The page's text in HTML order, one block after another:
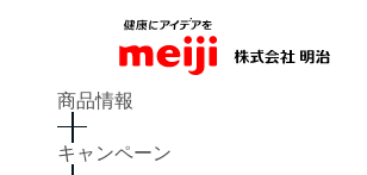
商品情報
キャンペーン